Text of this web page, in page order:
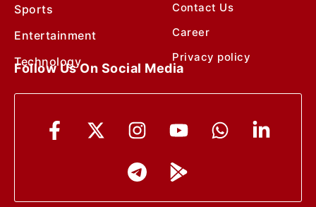
Sports
Entertainment
Technology
Contact Us
Career
Privacy policy
Follow Us On Social Media